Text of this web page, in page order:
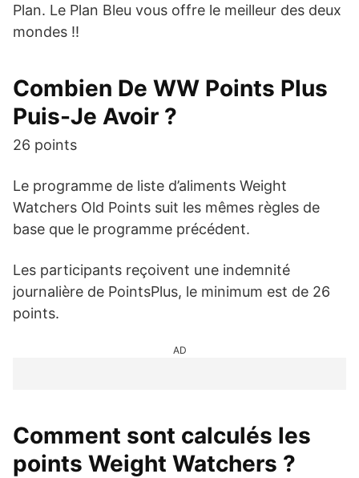
Plan. Le Plan Bleu vous offre le meilleur des deux
mondes !!
Combien De WW Points Plus
Puis-Je Avoir ?
26 points
Le programme de liste d’aliments Weight
Watchers Old Points suit les mêmes règles de
base que le programme précédent.
Les participants reçoivent une indemnité
journalière de PointsPlus, le minimum est de 26
points.
AD
Comment sont calculés les
points Weight Watchers ?